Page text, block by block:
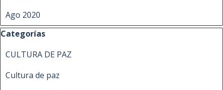
Ago 2020
Saltar el bloque Categorías
Categorías
CULTURA DE PAZ
Cultura de paz